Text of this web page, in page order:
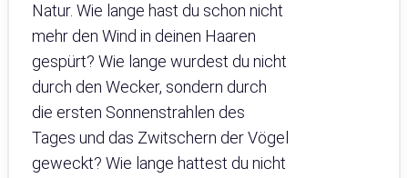
Natur. Wie lange hast du schon nicht
mehr den Wind in deinen Haaren
gespürt? Wie lange wurdest du nicht
durch den Wecker, sondern durch
die ersten Sonnenstrahlen des
Tages und das Zwitschern der Vögel
geweckt? Wie lange hattest du nicht